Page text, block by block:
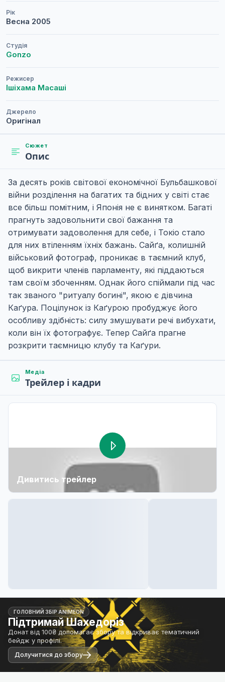
Рік
Весна 2005
Студія
Gonzo
Режисер
Ішіхама Масаші
Джерело
Оригінал
Сюжет
Опис
За десять років світової економічної Бульбашкової
війни розділення на багатих та бідних у світі стає
все більш помітним, і Японія не є винятком. Багаті
прагнуть задовольнити свої бажання та
отримувати задоволення для себе, і Токіо стало
для них втіленням їхніх бажань. Сайґа, колишній
військовий фотограф, проникає в таємний клуб,
щоб викрити членів парламенту, які піддаються
там своїм збоченням. Однак його спіймали під час
так званого "ритуалу богині", якою є дівчина
Каґура. Поцілунок із Каґурою пробуджує його
особливу здібність: силу змушувати речі вибухати,
коли він їх фотографує. Тепер Сайґа прагне
розкрити таємницю клубу та Каґури.
Медіа
Трейлер і кадри
Дивитись трейлер
ГОЛОВНИЙ ЗБІР ANIMEON
Підтримай Шахедоріз
Донат від 100₴ допомагає збору та відкриває тематичний
бейдж у профілі.
Долучитися до збору